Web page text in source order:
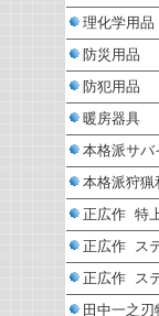
理化学用品
防災用品
防犯用品
暖房器具
本格派サバ
本格派狩猟
正広作 特
正広作 ス
正広作 ス
田中一之刃